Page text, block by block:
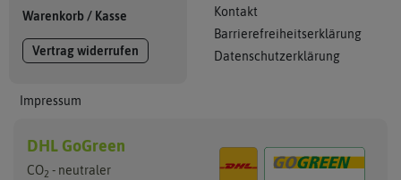
Warenkorb / Kasse
Vertrag widerrufen
Impressum
Kontakt
Barrierefreiheitserklärung
Datenschutzerklärung
DHL GoGreen
CO2 - neutraler